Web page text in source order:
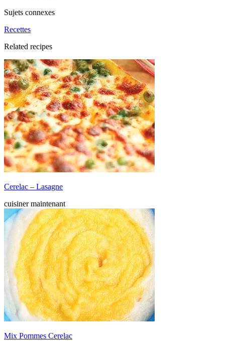
Sujets connexes
Recettes
Related recipes
Cerelac – Lasagne
cuisiner maintenant
Mix Pommes Cerelac